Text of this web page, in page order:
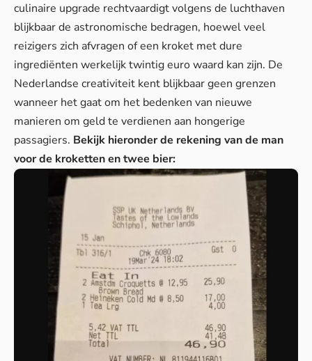
culinaire upgrade rechtvaardigt volgens de luchthaven
blijkbaar de astronomische bedragen, hoewel veel
reizigers zich afvragen of een kroket met dure
ingrediënten werkelijk twintig euro waard kan zijn. De
Nederlandse creativiteit kent blijkbaar geen grenzen
wanneer het gaat om het bedenken van nieuwe
manieren om geld te verdienen aan hongerige
passagiers. Bekijk hieronder de rekening van de man
voor de kroketten en twee bier: